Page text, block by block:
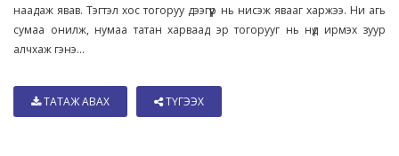
наадаж явав. Тэгтэл хос тогоруу дээгүүр нь нисэж явааг харжээ. Ни агь
сумаа онилж, нумаа татан харваад эр тогорууг нь нүд ирмэх зуур
алчхаж гэнэ...
ТАТАЖ АВАХ ТҮГЭЭХ